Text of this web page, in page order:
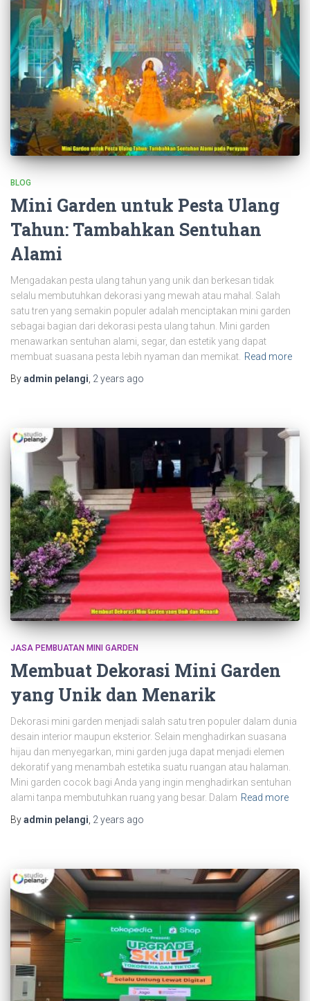
BLOG
Mini Garden untuk Pesta Ulang
Tahun: Tambahkan Sentuhan
Alami
Mengadakan pesta ulang tahun yang unik dan berkesan tidak
selalu membutuhkan dekorasi yang mewah atau mahal. Salah
satu tren yang semakin populer adalah menciptakan mini garden
sebagai bagian dari dekorasi pesta ulang tahun. Mini garden
menawarkan sentuhan alami, segar, dan estetik yang dapat
membuat suasana pesta lebih nyaman dan memikat. Read more
Byadmin pelangi 2 years ago
JASA PEMBUATAN MINI GARDEN
Membuat Dekorasi Mini Garden
yang Unik dan Menarik
Dekorasi mini garden menjadi salah satu tren populer dalam dunia
desain interior maupun eksterior. Selain menghadirkan suasana
hijau dan menyegarkan, mini garden juga dapat menjadi elemen
dekoratif yang menambah estetika suatu ruangan atau halaman.
Mini garden cocok bagi Anda yang ingin menghadirkan sentuhan
alami tanpa membutuhkan ruang yang besar. Dalam Read more
Byadmin pelangi 2 years ago